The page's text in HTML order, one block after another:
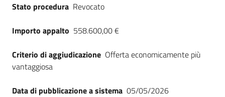
Seguici
Stato procedura Revocato
Importo appalto 558.600,00 €
Criterio di aggiudicazione Offerta economicamente più
vantaggiosa
Data di pubblicazione a sistema 05/05/2026